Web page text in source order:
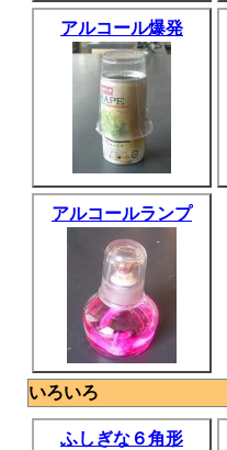
アルコール爆発
アルコールランプ
いろいろ
ふしぎな６角形